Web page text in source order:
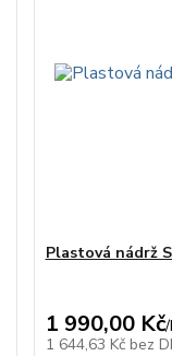
Plastová nádrž
1 990,00 Kč/
1 644,63 Kč bez